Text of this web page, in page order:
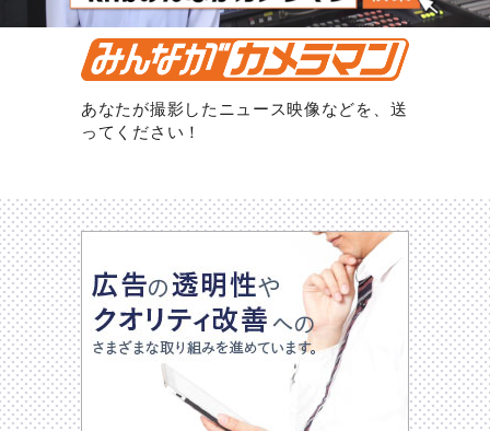
あなたが撮影したニュース映像などを、送
ってください！